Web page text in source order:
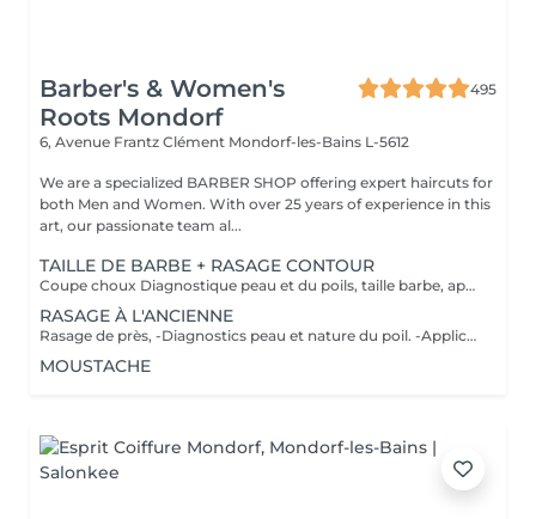
Barber's & Women's
Roots Mondorf
495
6, Avenue Frantz Clément Mondorf-les-Bains L-5612
We are a specialized BARBER SHOP offering expert haircuts for
both Men and Women. With over 25 years of experience in this
art, our passionate team al...
TAILLE DE BARBE + RASAGE CONTOUR
Coupe choux Diagnostique peau et du poils, taille barbe, application d'un pre shave ou huile de rasage, bain chaud, rasage contour avec mousse à l'ancienne, bain froid et pour finir soin pierre d'alun ou after shave et massage faciale
RASAGE À L'ANCIENNE
Rasage de près, -Diagnostics peau et nature du poil. -Application d'un pré shave ou huile de rasage. -Bain chaud avec vapothérapie aux huiles essentielles. -Premier passage de lames avec mousse à l'ancienne, rinçage de la peau, deuxième passage de lames, bain froid. -Soin avec pierre d'alun ou after shave. -Massage faciale.
MOUSTACHE